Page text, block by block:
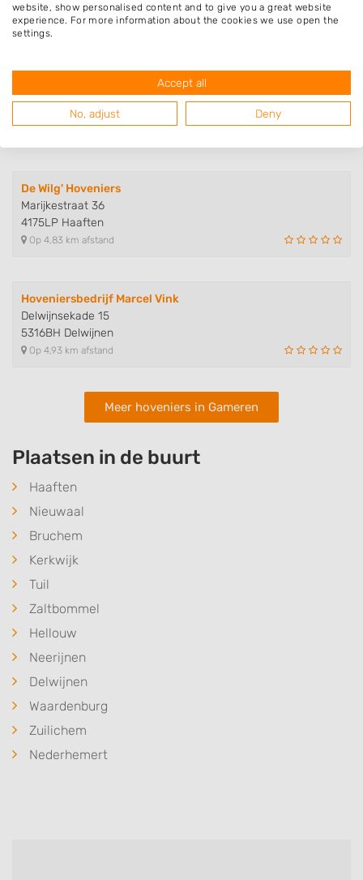
Op 4,16 km afstand
Hoveniersbedrijf Leo van Kley
De Morgen 9
4174GW Hellouw
Op 4,21 km afstand
De Wilg' Hoveniers
Marijkestraat 36
4175LP Haaften
Op 4,83 km afstand
Hoveniersbedrijf Marcel Vink
Delwijnsekade 15
5316BH Delwijnen
Op 4,93 km afstand
Meer hoveniers in Gameren
Plaatsen in de buurt
Haaften
Nieuwaal
Bruchem
Kerkwijk
Tuil
Zaltbommel
Hellouw
Neerijnen
Delwijnen
Waardenburg
Zuilichem
Nederhemert
website, show personalised content and to give you a great website
experience. For more information about the cookies we use open the
settings.
Accept all
No, adjust Deny